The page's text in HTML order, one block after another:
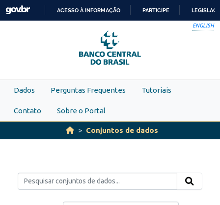
Skip to main content
PARA
O
CONTEÚDO
ACESSO À INFORMAÇÃO PARTICIPE
ENGLISH
Dados Perguntas Frequentes Tutoriais
Contato Sobre o Portal
Conjuntos de dados